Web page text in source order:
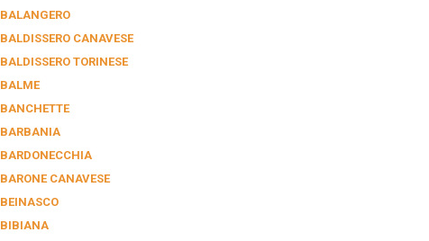
BALANGERO
BALDISSERO CANAVESE
BALDISSERO TORINESE
BALME
BANCHETTE
BARBANIA
BARDONECCHIA
BARONE CANAVESE
BEINASCO
BIBIANA